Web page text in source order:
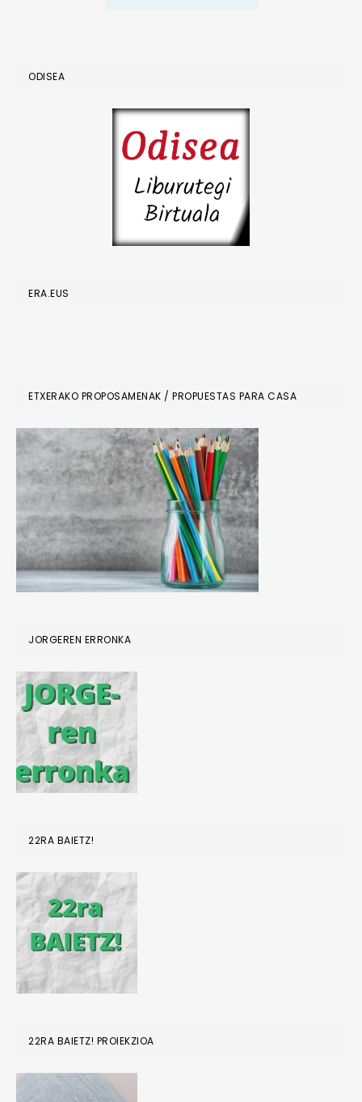
ODISEA
ERA.EUS
ETXERAKO PROPOSAMENAK / PROPUESTAS PARA CASA
JORGEREN ERRONKA
22RA BAIETZ!
22RA BAIETZ! PROIEKZIOA